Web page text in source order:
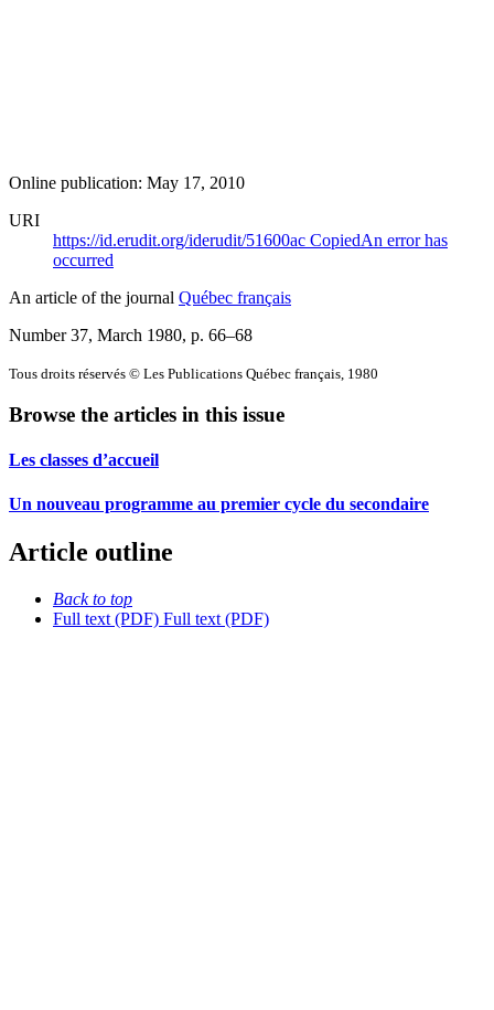
Online publication: May 17, 2010
URI
https://id.erudit.org/iderudit/51600ac CopiedAn error has
occurred
An article of the journal Québec français
Number 37, March 1980, p. 66–68
Tous droits réservés © Les Publications Québec français, 1980
Browse the articles in this issue
Les classes d’accueil
Un nouveau programme au premier cycle du secondaire
Article outline
Back to top
Full text (PDF) Full text (PDF)